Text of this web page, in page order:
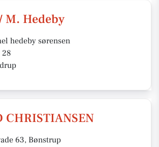
M. Hedeby
hedeby sørensen
CHRISTIANSEN
63, Bønstrup